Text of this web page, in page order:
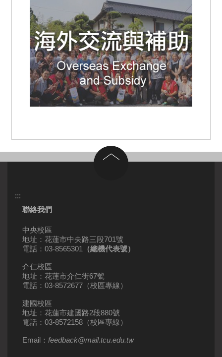
回到頂部
:::
聯絡我們
中央校區
地址：花蓮市中央路三段701號
電話：03-8565301
（總機代表號）
介仁校區
地址：花蓮市介仁街67號
電話：03-8572677（校區專線）
建國校區
地址：花蓮市建國路2段880號
電話：03-8572158（校區專線）
Email： feedback@mail.tcu.edu.tw